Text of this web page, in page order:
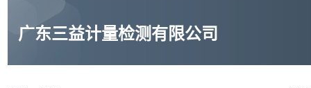
广东三益计量检测有限公司